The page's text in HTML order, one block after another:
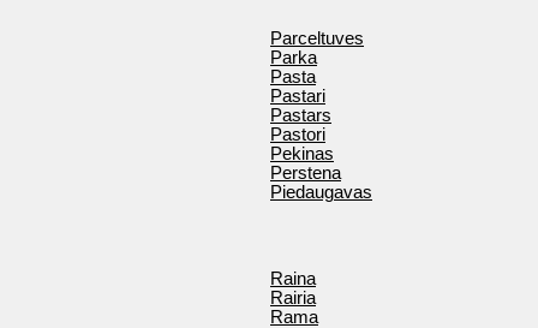
Parceltuves
Parka
Pasta
Pastari
Pastars
Pastori
Pekinas
Perstena
Piedaugavas
Raina
Rairia
Rama